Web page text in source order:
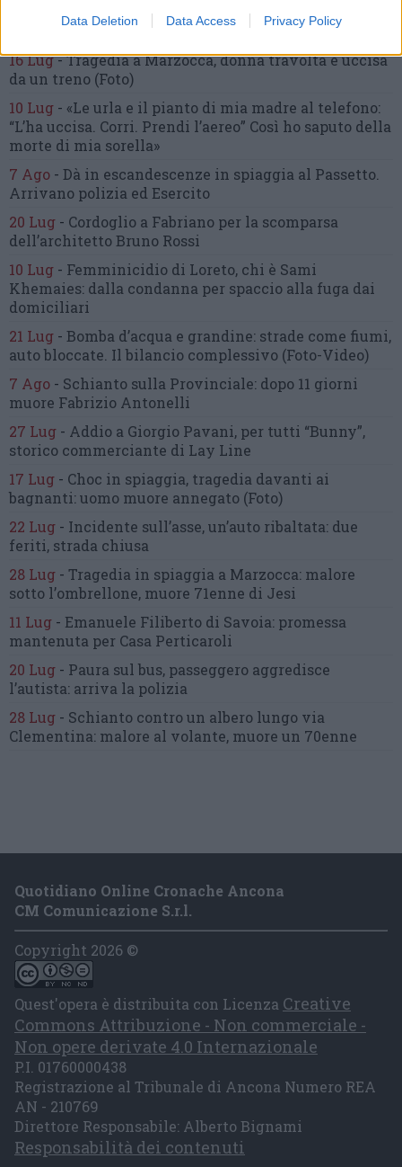
Data Deletion Data Access Privacy Policy
inseguimento.
Indagini in corso per accertare le
16 Lug-Tragedia a Marzocca,donna travolta e uccisa
da un treno (Foto)
10 Lug - «Le urla e il pianto di mia madre al telefono:
“L’ha uccisa. Corri. Prendi l’aereo” Così ho saputo della
morte di mia sorella»
7 Ago - Dà in escandescenze in spiaggia al Passetto.
Arrivano polizia ed Esercito
20 Lug - Cordoglio a Fabriano per la scomparsa
dell’architetto Bruno Rossi
10 Lug - Femminicidio di Loreto, chi è Sami
Khemaies: dalla condanna per spaccio alla fuga dai
domiciliari
21 Lug - Bomba d’acqua e grandine: strade come fiumi,
auto bloccate. Il bilancio complessivo (Foto-Video)
7 Ago - Schianto sulla Provinciale: dopo 11 giorni
muore Fabrizio Antonelli
27 Lug - Addio a Giorgio Pavani, per tutti “Bunny”,
storico commerciante di Lay Line
17 Lug - Choc in spiaggia, tragedia davanti ai
bagnanti:uomo muore annegato (Foto)
22 Lug - Incidente sull’asse, un’auto ribaltata: due
feriti, strada chiusa
28 Lug - Tragedia in spiaggia a Marzocca: malore
sotto l’ombrellone, muore 71enne di Jesi
11 Lug - Emanuele Filiberto di Savoia: promessa
mantenuta per Casa Perticaroli
20 Lug - Paura sul bus, passeggero aggredisce
l’autista: arriva la polizia
28 Lug - Schianto contro un albero lungo via
Clementina: malore al volante, muore un 70enne
Quotidiano Online Cronache Ancona
CM Comunicazione S.r.l.
Copyright 2026 ©
Quest'opera è distribuita con Licenza Creative
Commons Attribuzione - Non commerciale -
Non opere derivate 4.0 Internazionale
P.I. 01760000438
Registrazione al Tribunale di Ancona Numero REA
AN - 210769
Direttore Responsabile: Alberto Bignami
Responsabilità dei contenuti